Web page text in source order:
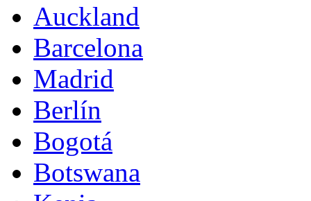
Auckland
Barcelona
Madrid
Berlín
Bogotá
Botswana